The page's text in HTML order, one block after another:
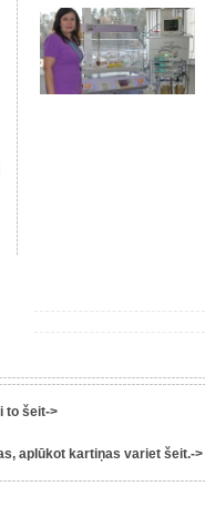
to šeit->
aplūkot kartiņas variet šeit.->